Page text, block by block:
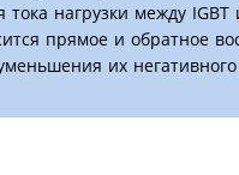
нагрузки между
прямое и обратное
их